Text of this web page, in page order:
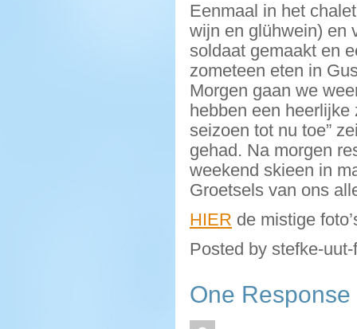
Eenmaal in het
wijn en glühwein) en
soldaat gemaakt en
zometeen eten in
Morgen gaan we
hebben een heerlijke
seizoen tot nu toe”
gehad. Na morgen
weekend skieen in
Groetsels van ons
HIER de mistige
Posted by stefke-
One Response